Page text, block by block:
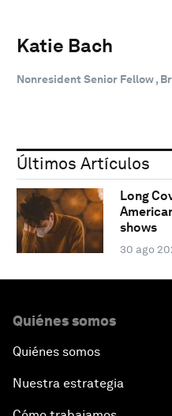
Katie Bach
Nonresident Senior Fellow ,
Últimos Artículos
Long
shows
30 ago
Quiénes somos
Quiénes somos
Nuestra estrategia